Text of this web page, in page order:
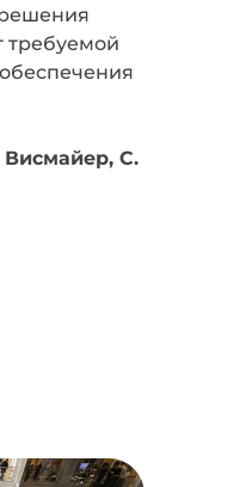
требуемой
Висмайер, С.